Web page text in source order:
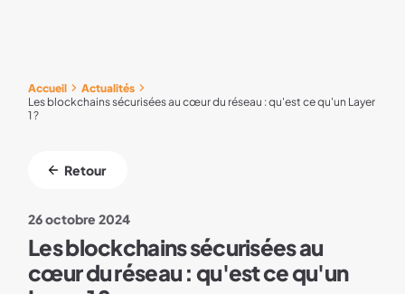
Accueil
Actualités
Les blockchains sécurisées au cœur du réseau : qu'est ce qu'un Layer
1 ?
Retour
26 octobre 2024
Les blockchains sécurisées au
cœur du réseau : qu'est ce qu'un